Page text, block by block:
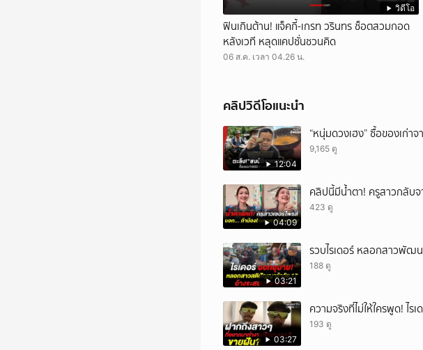
วิดีโอ
ฟินเกินต้าน! แจ็คกี้-เกรท วรินทร ช็อตสวมกอด
หลังเวที หลุดแคปชั่นชวนคิด
06 ส.ค. เวลา 04.26 น.
คลิปวิดีโอแนะนำ
12:04
“หนุ่มดวงเฮง” ซื้อของเก่า
9,165 ดู
04:09
คลิปนี้มีน้ำตา! ครูสาวกลับจ
423 ดู
03:21
รวบไรเดอร์ หลอกสาวพัฒ
188 ดู
03:27
ความจริงที่ไม่ให้ใครพูด! ไ
193 ดู